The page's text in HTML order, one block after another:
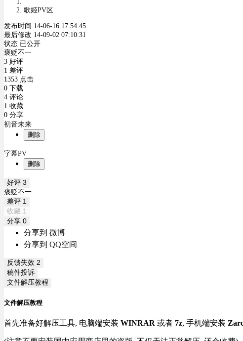
歌姬PV区
发布时间 14-06-16 17:54:45
最后修改 14-09-02 07:10:31
状态 已公开
褒贬不一
3 好评
1 差评
1353 点击
0 下载
4 评论
1 收藏
0 分享
初音未来
删除
字幕PV
删除
好评 3
褒贬不一
差评 1
收藏 1
分享 0
分享到 微博
分享到 QQ空间
反馈失效 2
稿件投诉
文件解压教程
文件解压教程
首先准备好解压工具, 电脑端安装 WINRAR 或者 7z, 手机端安装